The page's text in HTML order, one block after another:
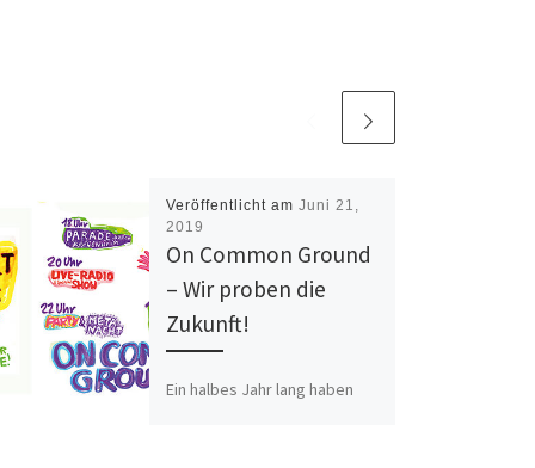
Veröffentlicht am Juni 21,
2019
On Common Ground
– Wir proben die
Zukunft!
Ein halbes Jahr lang haben